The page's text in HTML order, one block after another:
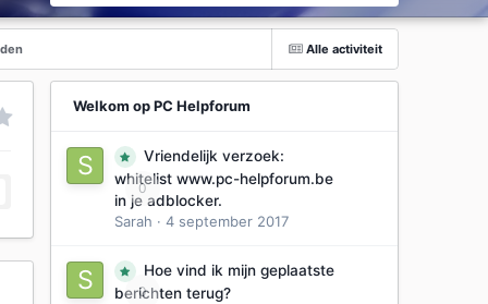
Alle activiteit
Welkom op PC Helpforum
0
Vriendelijk verzoek:
whitelist www.pc-helpforum.be
in je adblocker.
Sarah · 4 september 2017
0
Hoe vind ik mijn geplaatste
berichten terug?